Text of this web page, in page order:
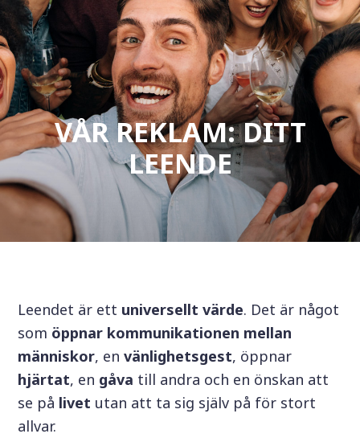
VÅR REKLAM: DITT
LEENDE
Leendet är ett universellt värde. Det är något
som öppnar kommunikationen mellan
människor, envänlighetsgest, öppnar
hjärtat, en gåva till andra och en önskan att
se på livet utan att ta sig själv på för stort
allvar.